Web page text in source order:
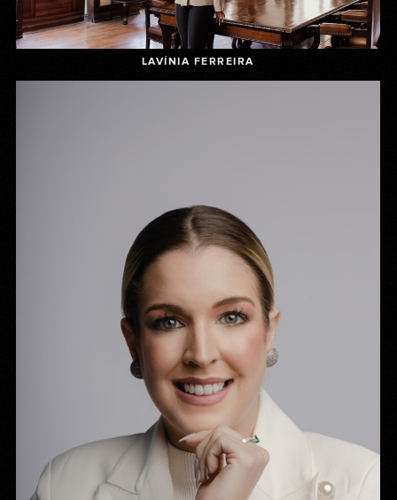
LAVÍNIA FERREIRA